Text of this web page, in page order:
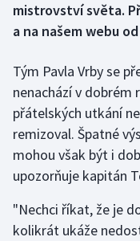
Dostihy
Florbal
Futsal
Golf
Gymnastika
Házená
mistrovství světa.
a na našem webu od
Tým Pavla Vrby se
nenachází v dobrém
přátelských utkání
remizoval. Špatné
mohou však být i
upozorňuje kapitán
"Nechci říkat, že je
kolikrát ukáže